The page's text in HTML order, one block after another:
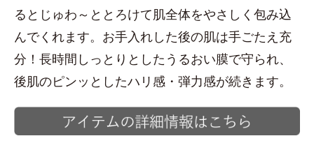
るとじゅわ～ととろけて肌全体をやさしく包み込
んでくれます。お手入れした後の肌は手ごたえ充
分！長時間しっとりとしたうるおい膜で守られ、
後肌のピンッとしたハリ感・弾力感が続きます。